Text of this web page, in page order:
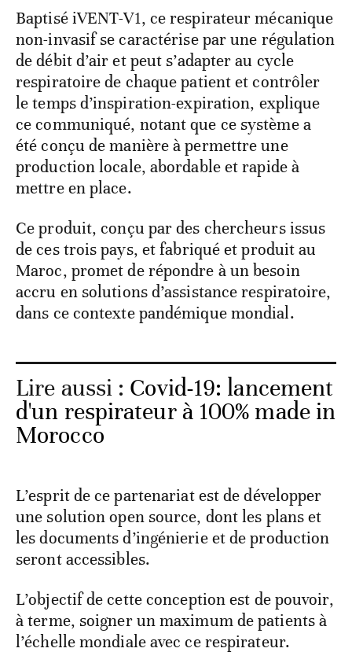
Baptisé iVENT-V1, ce respirateur mécanique
non-invasif se caractérise par une régulation
de débit d’air et peut s’adapter au cycle
respiratoire de chaque patient et contrôler
le temps d’inspiration-expiration, explique
ce communiqué, notant que ce système a
été conçu de manière à permettre une
production locale, abordable et rapide à
mettre en place.
Ce produit, conçu par des chercheurs issus
de ces trois pays, et fabriqué et produit au
Maroc, promet de répondre à un besoin
accru en solutions d’assistance respiratoire,
dans ce contexte pandémique mondial.
Lire aussi : Covid-19: lancement
d'un respirateur à 100% made in
Morocco
L’esprit de ce partenariat est de développer
une solution open source, dont les plans et
les documents d’ingénierie et de production
seront accessibles.
L’objectif de cette conception est de pouvoir,
à terme, soigner un maximum de patients à
l’échelle mondiale avec ce respirateur.